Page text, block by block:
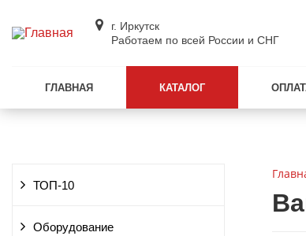
г. Иркутск
Работаем по всей России и СНГ
ГЛАВНАЯ КАТАЛОГ
ТОП-10
Оборудование